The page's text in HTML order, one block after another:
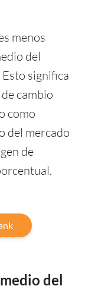
menos
del
significa
cambio
como
del mercado
de
del